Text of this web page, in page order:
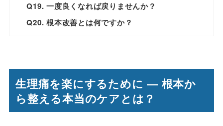
Q19. 一度良くなれば戻りませんか？
Q20. 根本改善とは何ですか？
生理痛を楽にするために ― 根本か
ら整える本当のケアとは？